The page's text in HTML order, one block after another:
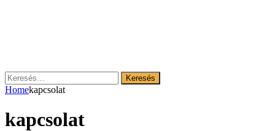
Keresés:
Homekapcsolat
kapcsolat